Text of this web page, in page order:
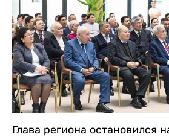
Глава региона остановился